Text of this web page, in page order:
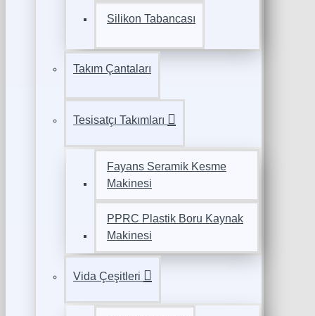
Silikon Tabancası
Takım Çantaları
Tesisatçı Takımları
Fayans Seramik Kesme
Makinesi
PPRC Plastik Boru Kaynak
Makinesi
Vida Çeşitleri